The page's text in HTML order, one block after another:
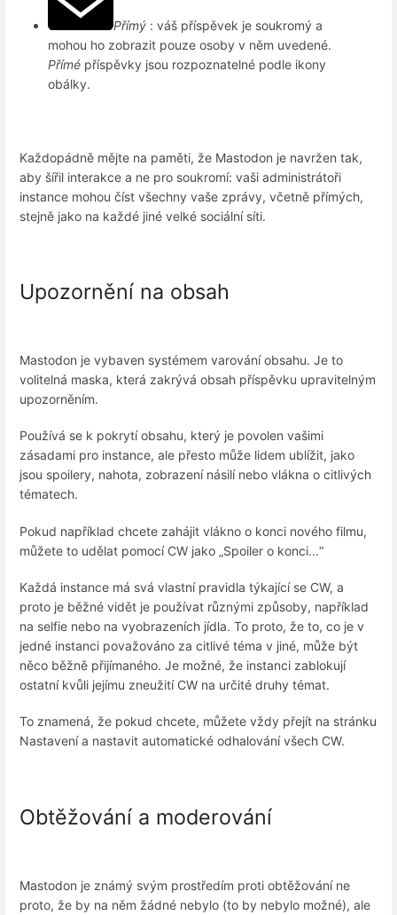
Přímý : váš příspěvek je soukromý a
mohou ho zobrazit pouze osoby v něm uvedené.
Přímé příspěvky jsou rozpoznatelné podle ikony
obálky.
Každopádně mějte na paměti, že Mastodon je navržen tak,
aby šířil interakce a ne pro soukromí: vaši administrátoři
instance mohou číst všechny vaše zprávy, včetně přímých,
stejně jako na každé jiné velké sociální síti.
Upozornění na obsah
Mastodon je vybaven systémem varování obsahu. Je to
volitelná maska, která zakrývá obsah příspěvku upravitelným
upozorněním.
Používá se k pokrytí obsahu, který je povolen vašimi
zásadami pro instance, ale přesto může lidem ublížit, jako
jsou spoilery, nahota, zobrazení násilí nebo vlákna o citlivých
tématech.
Pokud například chcete zahájit vlákno o konci nového filmu,
můžete to udělat pomocí CW jako „Spoiler o konci...“
Každá instance má svá vlastní pravidla týkající se CW, a
proto je běžné vidět je používat různými způsoby, například
na selfie nebo na vyobrazeních jídla. To proto, že to, co je v
jedné instanci považováno za citlivé téma v jiné, může být
něco běžně přijímaného. Je možné, že instanci zablokují
ostatní kvůli jejímu zneužití CW na určité druhy témat.
To znamená, že pokud chcete, můžete vždy přejít na stránku
Nastavení a nastavit automatické odhalování všech CW.
Obtěžování a moderování
Mastodon je známý svým prostředím proti obtěžování ne
proto, že by na něm žádné nebylo (to by nebylo možné), ale